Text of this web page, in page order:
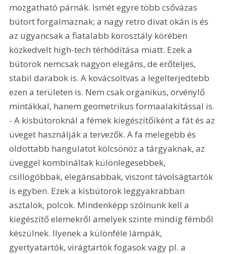
mozgatható párnák. Ismét egyre több csővázas
bútort forgalmaznak; a nagy retro divat okán is és
az ugyancsak a fiatalabb korosztály körében
közkedvelt high-tech térhódítása miatt. Ezek a
bútorok nemcsak nagyon elegáns, de erőteljes,
stabil darabok is. A kovácsoltvas a legelterjedtebb
ezen a területen is. Nem csak organikus, örvénylő
mintákkal, hanem geometrikus formaalakítással is.
- A kisbútoroknál a fémek kiegészítőiként a fát és az
üveget használják a tervezők. A fa melegebb és
oldottabb hangulatot kölcsönöz a tárgyaknak, az
üveggel kombináltak különlegesebbek,
csillogóbbak, elegánsabbak, viszont távolságtartók
is egyben. Ezek a kisbútorok leggyakrabban
asztalok, polcok. Mindenképp szólnunk kell a
kiegészítő elemekről amelyek szinte mindig fémből
készülnek. Ilyenek a különféle lámpák,
gyertyatartók, virágtartók fogasok vagy pl. a